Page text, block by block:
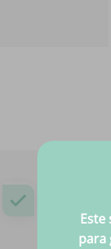
Este
para